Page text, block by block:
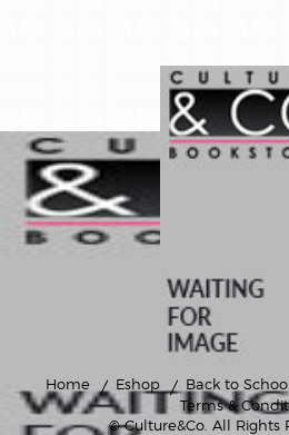
Home Eshop Back to
Terms &
© Culture&Co. All Rights